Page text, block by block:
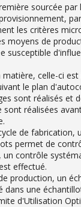
sourcée par
les critères
moyens de
susceptible
matière, celle-ci
le plan
sont réalisés et
réalisées
de fabrication,
permet de
un contrôle
effectué.
production, un
dans une
d'Utilisation